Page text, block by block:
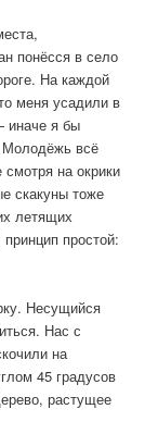
понёсся в село
На каждой
меня усадили в
иначе я бы
Молодёжь всё
на окрики
скакуны тоже
летящих
простой:
Несущийся
Нас с
на
45 градусов
растущее